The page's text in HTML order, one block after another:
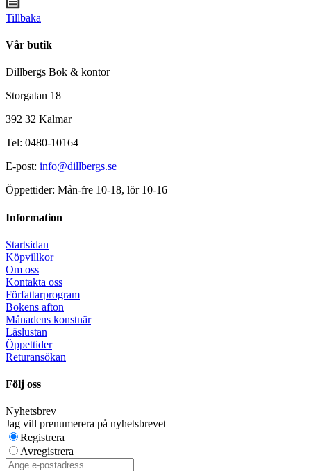
Tillbaka
Vår butik
Dillbergs Bok & kontor
Storgatan 18
392 32 Kalmar
Tel: 0480-10164
E-post: info@dillbergs.se
Öppettider: Mån-fre 10-18, lör 10-16
Information
Startsidan
Köpvillkor
Om oss
Kontakta oss
Författarprogram
Bokens afton
Månadens konstnär
Läslustan
Öppettider
Returansökan
Följ oss
Nyhetsbrev
Jag vill prenumerera på nyhetsbrevet
Registrera
Avregistrera